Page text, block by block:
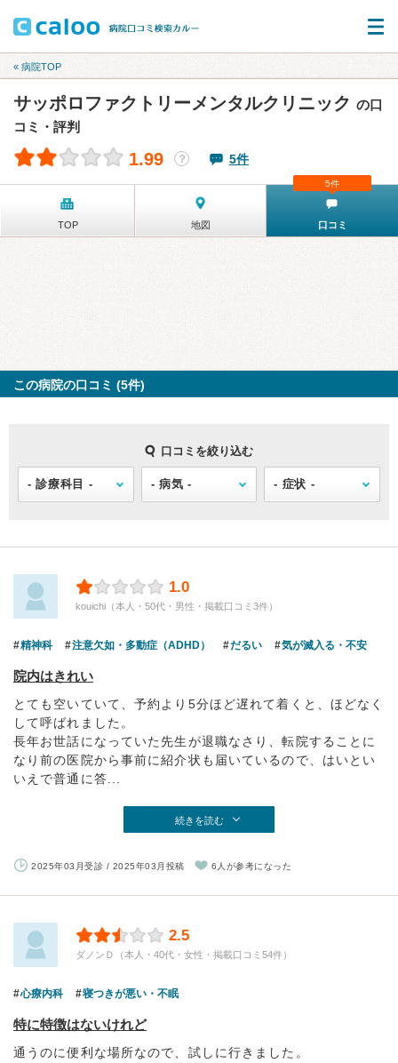
« 病院TOP
サッポロファクトリーメンタルクリニック の口
コミ・評判
1.99 ？ 5件
TOP 地図 口コミ
5件
この病院の口コミ (5件)
口コミを絞り込む
1.0
kouichi（本人・50代・男性・掲載口コミ3件）
精神科 注意欠如・多動症（ADHD） だるい 気が滅入る・不安
院内はきれい
とても空いていて、予約より5分ほど遅れて着くと、ほどなく
して呼ばれました。
長年お世話になっていた先生が退職なさり、転院することに
なり前の医院から事前に紹介状も届いているので、はいとい
いえで普通に答...
続きを読む
2025年03月受診 / 2025年03月投稿 6人が参考になった
2.5
ダノンＤ（本人・40代・女性・掲載口コミ54件）
心療内科 寝つきが悪い・不眠
特に特徴はないけれど
通うのに便利な場所なので、試しに行きました。